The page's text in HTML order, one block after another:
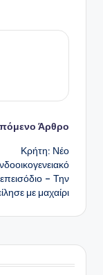
Άρθρο
Κρήτη: Νέο
επεισόδιο – Την
με μαχαίρι